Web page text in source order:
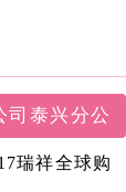
司泰兴分公
瑞祥全球购